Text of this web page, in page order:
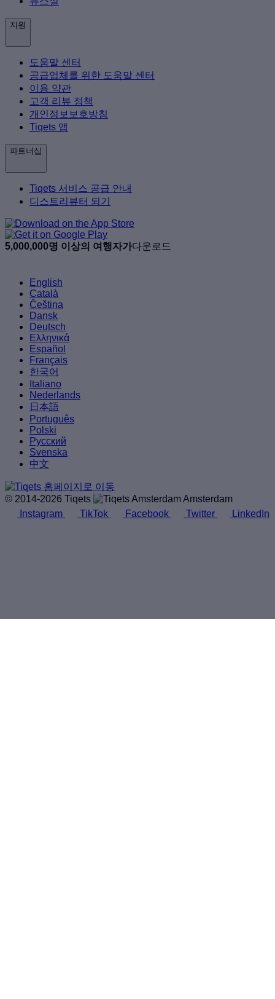
지원
도움말 센터
공급업체를 위한 도움말 센터
이용 약관
고객 리뷰 정책
개인정보보호방침
Tiqets 앱
파트너십
Tiqets 서비스 공급 안내
디스트리뷰터 되기
5,000,000명 이상의 여행자가다운로드
English
Català
Čeština
Dansk
Deutsch
Ελληνικά
Español
Français
한국어
Italiano
Nederlands
日本語
Português
Polski
Русский
Svenska
中文
© 2014-2026 Tiqets
Amsterdam
Instagram
TikTok Facebook Twitter LinkedIn